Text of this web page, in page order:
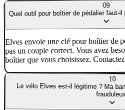
09
Quel outil pour boîtier de pédalier faut-
Elves envoie une clé pour boîtier de
pas un couple correct. Vous avez
boîtier que vous choisissez.
10
Le vélo Elves est-il légitime ? Ma